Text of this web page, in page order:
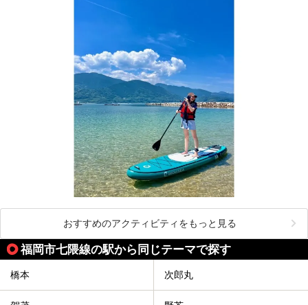
おすすめのアクティビティをもっと見る
福岡市七隈線の駅から同じテーマで探す
橋本 次郎丸